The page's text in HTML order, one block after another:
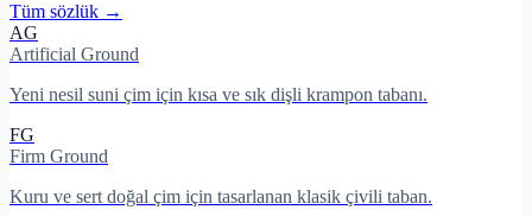
Tüm sözlük →
AG
Artificial Ground
Yeni nesil suni çim için kısa ve sık dişli krampon tabanı.
FG
Firm Ground
Kuru ve sert doğal çim için tasarlanan klasik çivili taban.